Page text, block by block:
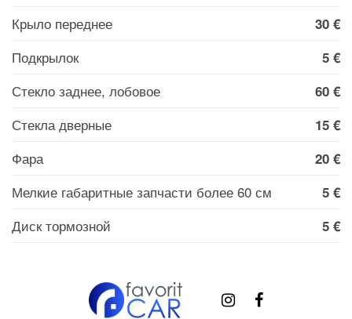
Крыло переднее 30 €
Подкрылок 5 €
Стекло заднее, лобовое 60 €
Стекла дверные 15 €
Фара 20 €
Мелкие габаритные запчасти более 60 см 5 €
Диск тормозной 5 €